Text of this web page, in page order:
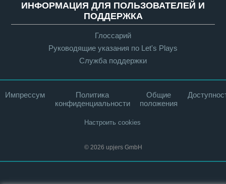
ИНФОРМАЦИЯ ДЛЯ ПОЛЬЗОВАТЕЛЕЙ И
ПОДДЕРЖКА
Глоссарий
Руководящие указания по Let's Plays
Служба поддержки
Импрессум
Политика
конфиденциальности
Общие
положения
Настроить cookies
© 2026 upjers GmbH